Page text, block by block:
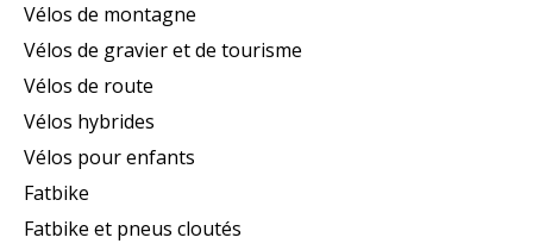
Vélos de montagne
Vélos de gravier et de tourisme
Vélos de route
Vélos hybrides
Vélos pour enfants
Fatbike
Fatbike et pneus cloutés